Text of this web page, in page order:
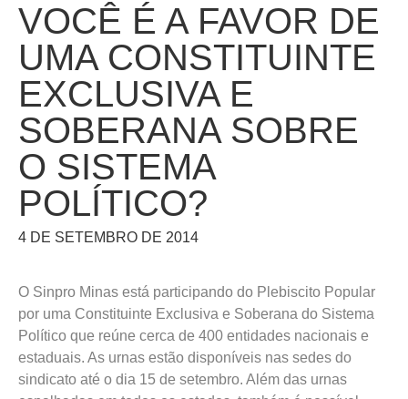
VOCÊ É A FAVOR DE
UMA CONSTITUINTE
EXCLUSIVA E
SOBERANA SOBRE
O SISTEMA
POLÍTICO?
4 DE SETEMBRO DE 2014
O Sinpro Minas está participando do Plebiscito Popular
por uma Constituinte Exclusiva e Soberana do Sistema
Político que reúne cerca de 400 entidades nacionais e
estaduais. As urnas estão disponíveis nas sedes do
sindicato até o dia 15 de setembro. Além das urnas